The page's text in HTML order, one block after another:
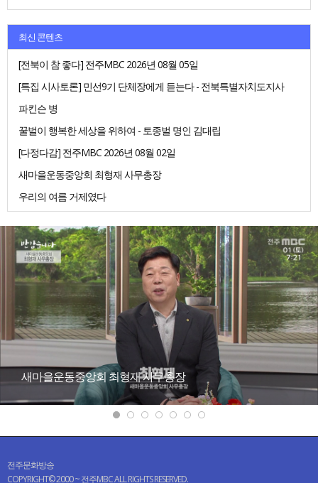
최신 콘텐츠
[전북이 참 좋다] 전주MBC 2026년 08월 05일
[특집 시사토론] 민선9기 단체장에게 듣는다 - 전북특별자치도지사
파킨슨 병
꿀벌이 행복한 세상을 위하여 - 토종벌 명인 김대립
[다정다감] 전주MBC 2026년 08월 02일
새마을운동중앙회 최형재 사무총장
우리의 여름 거제였다
새마을운동중앙회 최형재 사무총장
전주문화방송
COPYRIGHT© 2000 ~ 전주MBC ALL RIGHTS RESERVED.